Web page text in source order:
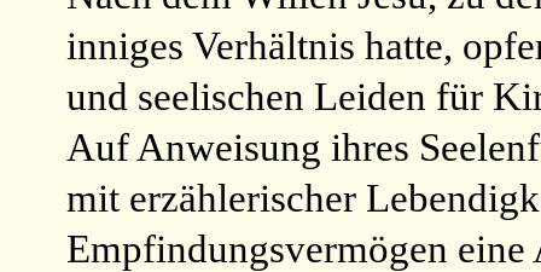
inniges Verhältnis hatte,
und seelischen Leiden für
Auf Anweisung ihres
mit erzählerischer
Empfindungsvermögen